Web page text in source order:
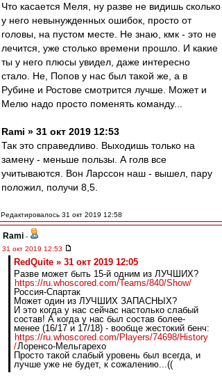
Что касается Меля, ну разве не видишь сколько
у него невынужденных ошибок, просто от
головы, на пустом месте. Не знаю, кмк - это не
лечится, уже столько времени прошло. И какие
ты у него плюсы увидел, даже интересно
стало. Не, Попов у нас был такой же, а в
Рубине и Ростове смотрится лучше. Может и
Мелю надо просто поменять команду...
Rami » 31 окт 2019 12:53
Так это справедливо. Выходишь только на
замену - меньше пользы. А голв все
учитываются. Вон Ларссон наш - вышел, пару
положил, получи 8,5.
Редактировалось 31 окт 2019 12:58
Rami -
31 окт 2019 12:53
RedQuite » 31 окт 2019 12:05
Разве может быть 15-й одним из ЛУЧШИХ?
https://ru.whoscored.com/Teams/840/Show/
Россия-Спартак
Может один из ЛУЧШИХ ЗАПАСНЫХ?
И это когда у нас сейчас настолько слабый
состав! А когда у нас был состав более-
менее (16/17 и 17/18) - вообще жестокий бенч:
https://ru.whoscored.com/Players/74698/History
/Лоренсо-Мельгарехо
Просто такой слабый уровень был всегда, и
лучше уже не будет, к сожалению...((